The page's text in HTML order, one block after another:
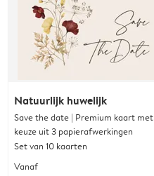
Natuurlijk huwelijk
Save the date | Premium kaart met
keuze uit 3 papierafwerkingen
Set van 10 kaarten
Vanaf